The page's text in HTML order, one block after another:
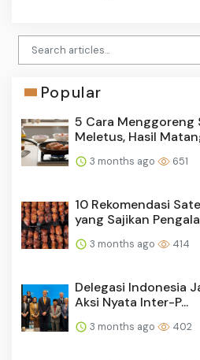
Popular
5 Cara Menggoreng
Meletus, Hasil
3 months ago 651
10 Rekomendasi
yang Sajikan
3 months ago 414
Delegasi Indonesia
Aksi Nyata Inter-P...
3 months ago 402